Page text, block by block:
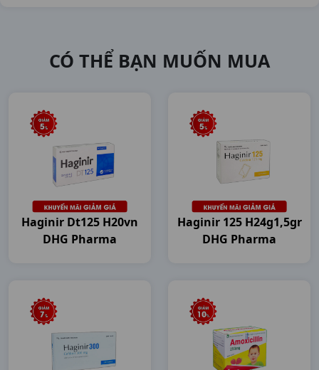
CÓ THỂ BẠN MUỐN MUA
Haginir Dt125 H20vn
DHG Pharma
Haginir 125 H24g1,5gr
DHG Pharma